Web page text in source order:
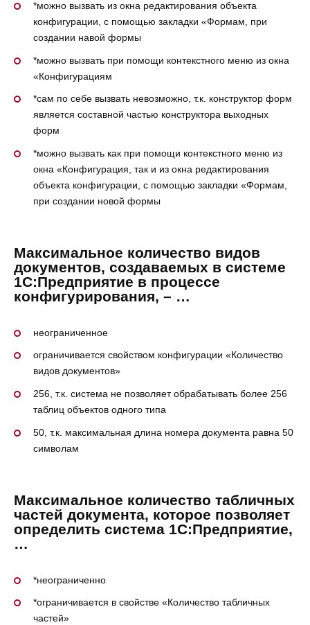
*можно вызвать из окна редактирования объекта
конфигурации, с помощью закладки «Формам, при
создании навой формы
*можно вызвать при помощи контекстного меню из окна
«Конфигурациям
*сам по себе вызвать невозможно, т.к. конструктор форм
является составной частью конструктора выходных
форм
*можно вызвать как при помощи контекстного меню из
окна «Конфигурация, так и из окна редактирования
объекта конфигурации, с помощью закладки «Формам,
при создании новой формы
Максимальное количество видов
документов, создаваемых в системе
1С:Предприятие в процессе
конфигурирования, – …
неограниченное
ограничивается свойством конфигурации «Количество
видов документов»
256, т.к. система не позволяет обрабатывать более 256
таблиц объектов одного типа
50, т.к. максимальная длина номера документа равна 50
символам
Максимальное количество табличных
частей документа, которое позволяет
определить система 1С:Предприятие,
…
*неограниченно
*ограничивается в свойстве «Количество табличных
частей»